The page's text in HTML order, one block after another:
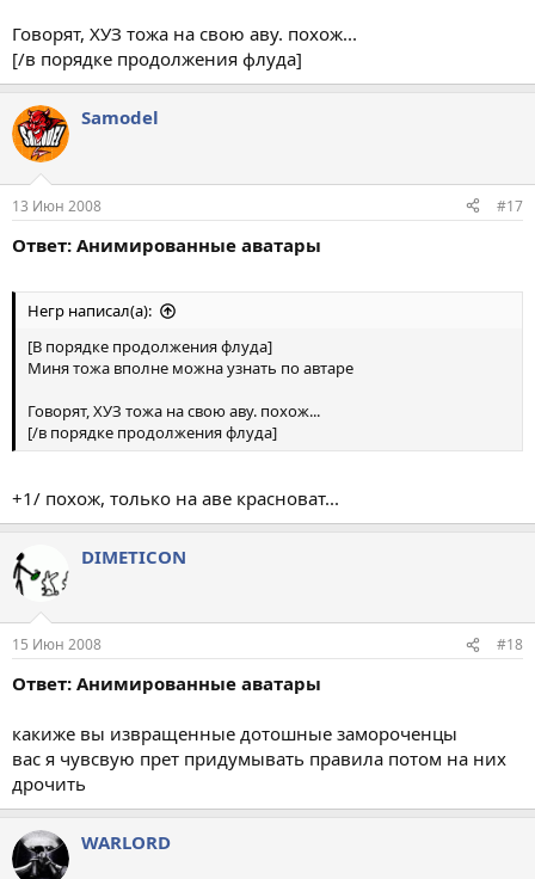
Говорят, ХУЗ тожа на свою аву. похож...
[/в порядке продолжения флуда]
Samodel
13 Июн 2008 #17
Ответ: Анимированные аватары
Негр написал(а):
[В порядке продолжения флуда]
Миня тожа вполне можна узнать по автаре
Говорят, ХУЗ тожа на свою аву. похож...
[/в порядке продолжения флуда]
+1/ похож, только на аве красноват...
DIMETICON
15 Июн 2008 #18
Ответ: Анимированные аватары
какиже вы извращенные дотошные замороченцы
вас я чувсвую прет придумывать правила потом на них
дрочить
WARLORD